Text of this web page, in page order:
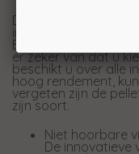
De Nordic Fire
innovaties
Bij de aanschaf van
er zeker van dat u
beschikt u over alle
hoog rendement,
vergeten zijn de
zijn soort.
Niet hoorbare
De innovatieve